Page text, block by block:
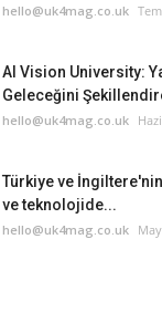
hello@uk4mag.co.uk
AI Vision University:
Geleceğini
hello@uk4mag.co.uk
Türkiye ve
ve teknolojide...
hello@uk4mag.co.uk